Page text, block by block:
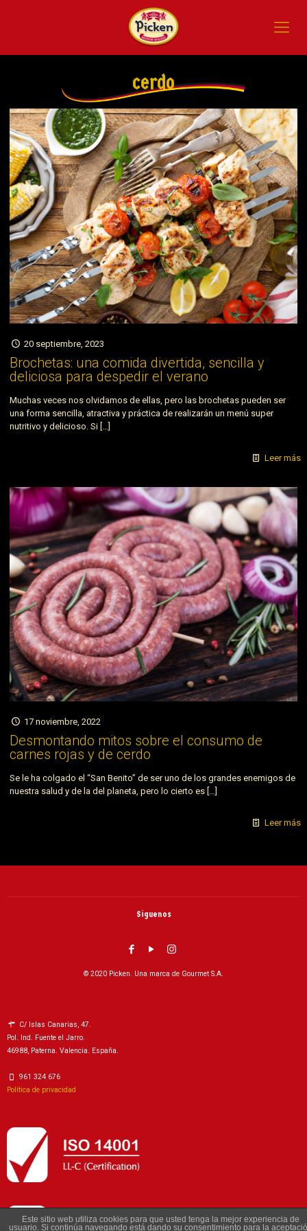
cerdo
20 septiembre, 2023
Brochetas: una comida divertida, sencilla y
deliciosa para despedir el verano
Muchas veces nos olvidamos de ellas, pero las brochetas pueden ser
una forma sencilla, atractiva y práctica de realizarán un menú super
nutritivo y delicioso. Si […]
Leer más
17 noviembre, 2022
Desmontando mitos sobre el consumo de
carnes rojas y de cerdo
Se le ha colgado el “San Benito” de ser uno de los grandes enemigos de
nuestra salud y de la del planeta, pero lo cierto es […]
Leer más
Siguenos
© 2020 Picken. Una marca de Gourmet S.A.
C/ Islas Canarias, 47.
Pol. Ind. Fuente el Jarro.
46988, Paterna. Valencia. España.
961 324 676
Política de privacidad
Este sitio web utiliza cookies para que usted tenga la mejor experiencia de
usuario. Si continúa navegando está dando su consentimiento para la